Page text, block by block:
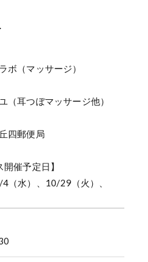
（マッサージ）
耳つぼマッサージ他）
四郵便局
催予定日】
（水）、10/29（火）、